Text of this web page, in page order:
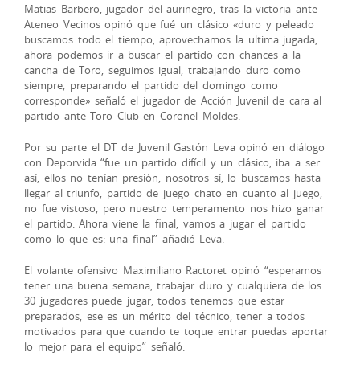
Matias Barbero, jugador del aurinegro, tras la victoria ante
Ateneo Vecinos opinó que fué un clásico «duro y peleado
buscamos todo el tiempo, aprovechamos la ultima jugada,
ahora podemos ir a buscar el partido con chances a la
cancha de Toro, seguimos igual, trabajando duro como
siempre, preparando el partido del domingo como
corresponde» señaló el jugador de Acción Juvenil de cara al
partido ante Toro Club en Coronel Moldes.
Por su parte el DT de Juvenil Gastón Leva opinó en diálogo
con Deporvida “fue un partido difícil y un clásico, iba a ser
así, ellos no tenían presión, nosotros sí, lo buscamos hasta
llegar al triunfo, partido de juego chato en cuanto al juego,
no fue vistoso, pero nuestro temperamento nos hizo ganar
el partido. Ahora viene la final, vamos a jugar el partido
como lo que es: una final” añadió Leva.
El volante ofensivo Maximiliano Ractoret opinó “esperamos
tener una buena semana, trabajar duro y cualquiera de los
30 jugadores puede jugar, todos tenemos que estar
preparados, ese es un mérito del técnico, tener a todos
motivados para que cuando te toque entrar puedas aportar
lo mejor para el equipo” señaló.